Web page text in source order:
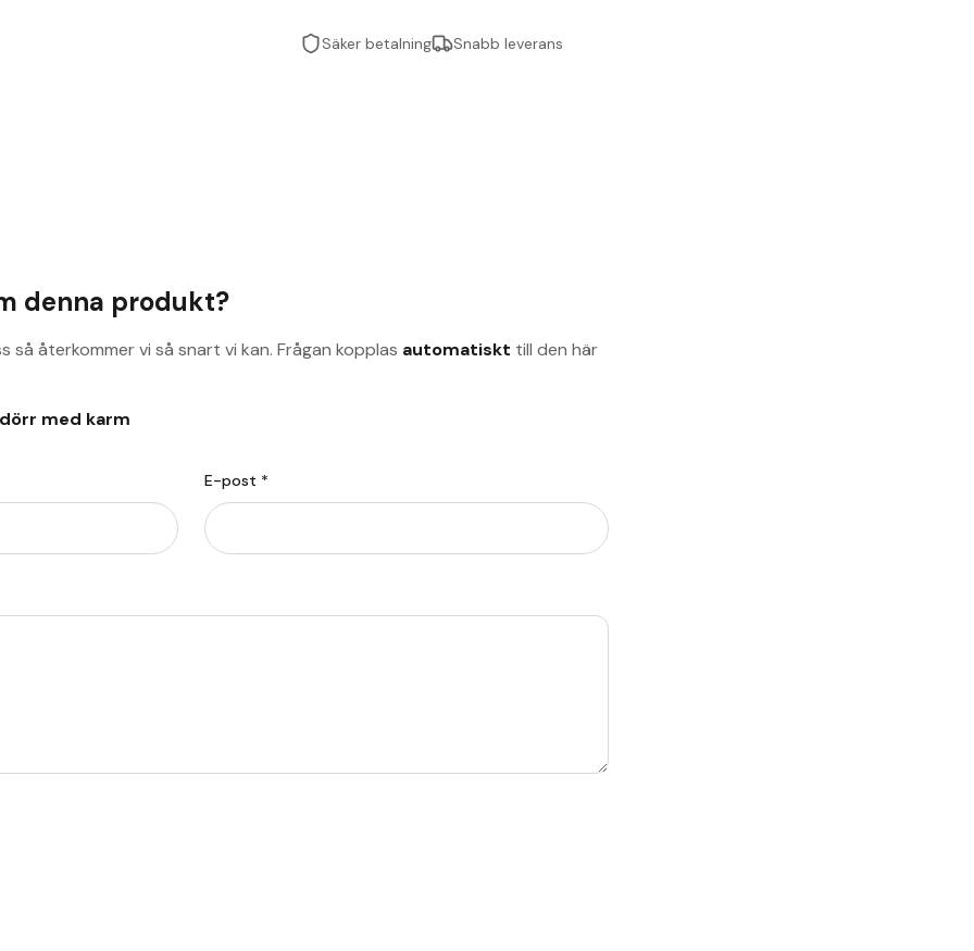
Säker betalning Snabb leverans
denna produkt?
så återkommer vi så snart vi kan. Frågan kopplas automatiskt till den här
med karm
E-post *